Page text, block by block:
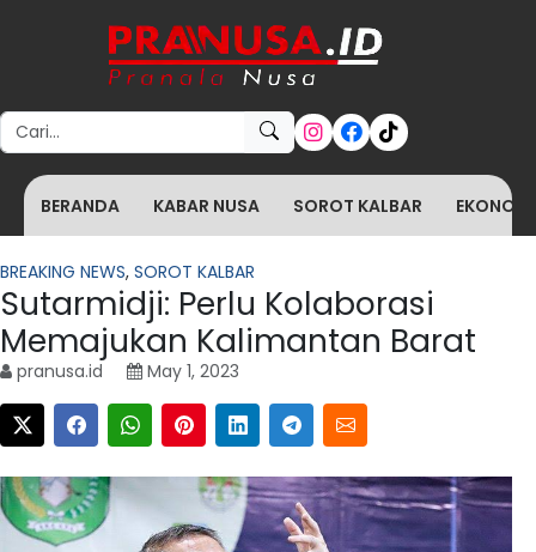
Search for:
BERANDA KABAR NUSA SOROT KALBAR
BREAKING NEWS, SOROT KALBAR
Sutarmidji: Perlu Kolaborasi
Memajukan Kalimantan Barat
pranusa.id May 1, 2023